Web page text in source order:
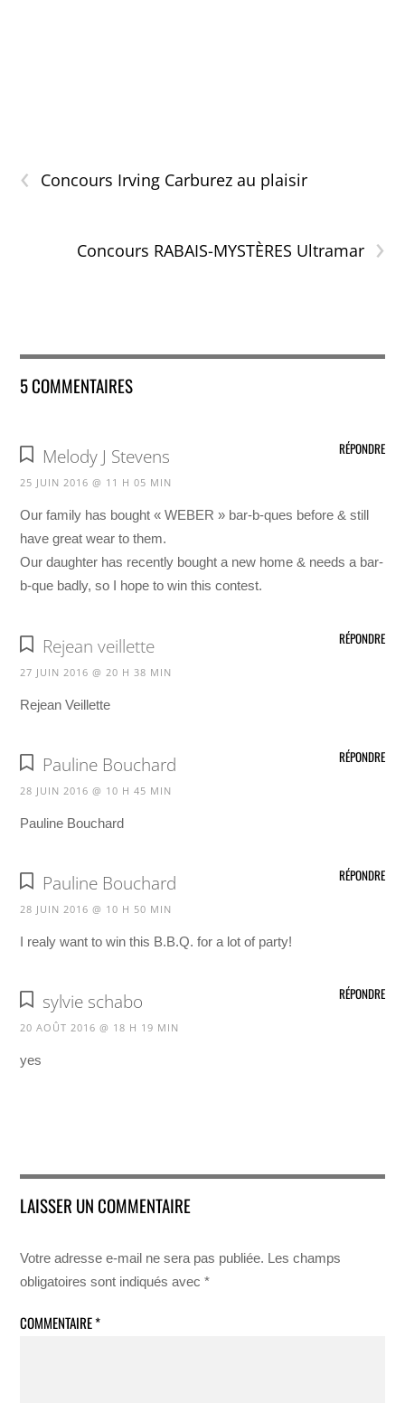
‹ Concours Irving Carburez au plaisir
›
Concours RABAIS-MYSTÈRES Ultramar
5 COMMENTAIRES
Melody J Stevens
25 JUIN 2016 @ 11 H 05 MIN
Our family has bought « WEBER » bar-b-ques before & still
have great wear to them.
Our daughter has recently bought a new home & needs a bar-
b-que badly, so I hope to win this contest.
RÉPONDRE
Rejean veillette
27 JUIN 2016 @ 20 H 38 MIN
Rejean Veillette
RÉPONDRE
Pauline Bouchard
28 JUIN 2016 @ 10 H 45 MIN
Pauline Bouchard
RÉPONDRE
Pauline Bouchard
28 JUIN 2016 @ 10 H 50 MIN
I realy want to win this B.B.Q. for a lot of party!
RÉPONDRE
sylvie schabo
20 AOÛT 2016 @ 18 H 19 MIN
yes
RÉPONDRE
LAISSER UN COMMENTAIRE
Votre adresse e-mail ne sera pas publiée. Les champs
obligatoires sont indiqués avec*
COMMENTAIRE*